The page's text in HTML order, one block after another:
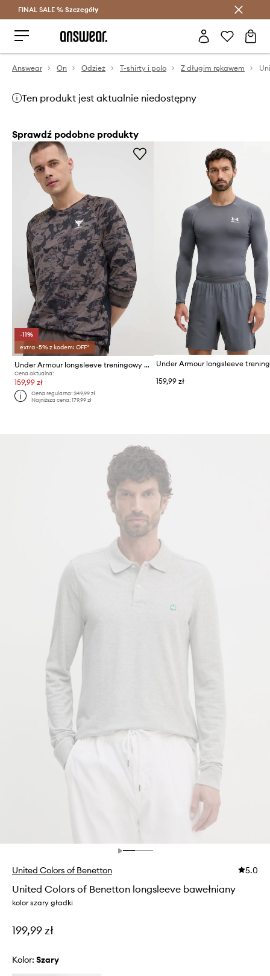
Oszczędzaj z Answear Club >
FINAL SALE % Szczegóły
Answear On Odzież T-shirty i polo Z długim rękawem
Ten produkt jest aktualnie niedostępny
Sprawdź podobne produkty
-11%
extra -5% z kodem: OFF*
Under Armour longsleeve treningowy Project Rock
Cena aktualna:
159,99 zł
Cena regularna:349,99 zł
Najniższa cena:179,99 zł
Under Armour longsleeve
159,99 zł
United Colors of Benetton 5.0
United Colors of Benetton longsleeve bawełniany
kolor szary gładki
199,99 zł
Kolor: szary